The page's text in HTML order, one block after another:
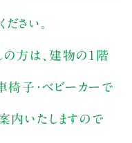
さい。
の方は、建物の1階
椅子・ベビーカーで
内いたしますので